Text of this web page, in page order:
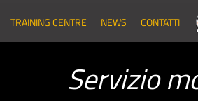
TRAINING CENTRE NEWS CONTATTI
Servizio